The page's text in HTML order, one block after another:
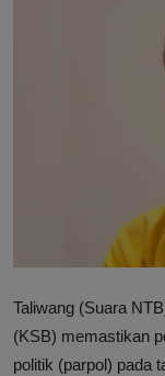
Taliwang (Suara
(KSB) memastikan
politik (parpol) pada